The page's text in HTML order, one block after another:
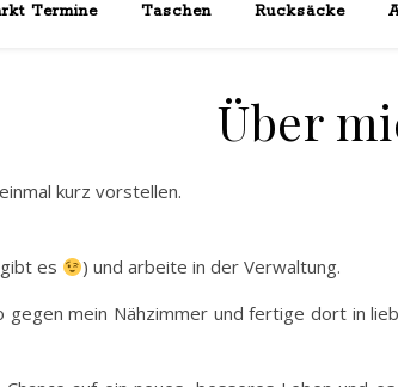
Termine Taschen Rucksäcke
Über
kurz vorstellen.
es
) und arbeite in der Verwaltung.
gegen mein Nähzimmer und fertige dort in